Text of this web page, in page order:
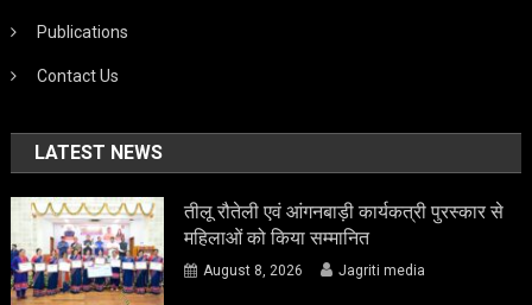
Publications
Contact Us
LATEST NEWS
तीलू रौतेली एवं आंगनबाड़ी कार्यकत्री पुरस्कार से
महिलाओं को किया सम्मानित
August 8, 2026 Jagriti media